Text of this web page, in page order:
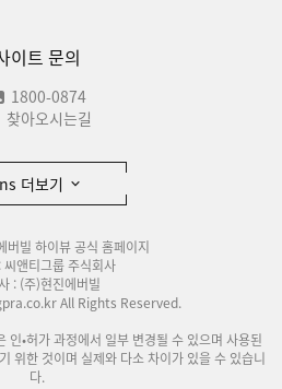
이트 문의
1800-0874
찾아오시는길
더보기
버빌 하이뷰 공식 홈페이지
씨앤티그룹 주식회사
: (주)현진에버빌
All Rights Reserved.
•허가 과정에서 일부 변경될 수 있으며 사용된
위한 것이며 실제와 다소 차이가 있을 수 있습니
다.